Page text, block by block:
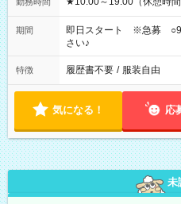
期間
即日スタート ※急募 ○9
さい♪
特徴 履歴書不要 / 服装自由
気になる！ 応
未